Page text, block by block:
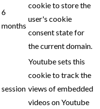
6
months
cookie to store the
user's cookie
consent state for
the current domain.
session
Youtube sets this
cookie to track the
views of embedded
videos on Youtube